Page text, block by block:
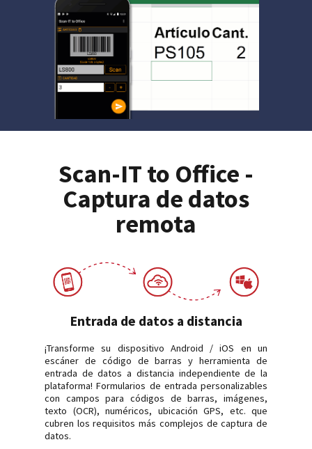
Scan-IT to Office -
Captura de datos
remota
Entrada de datos a distancia
¡Transforme su dispositivo Android / iOS en un
escáner de código de barras y herramienta de
entrada de datos a distancia independiente de la
plataforma! Formularios de entrada personalizables
con campos para códigos de barras, imágenes,
texto (OCR), numéricos, ubicación GPS, etc. que
cubren los requisitos más complejos de captura de
datos.